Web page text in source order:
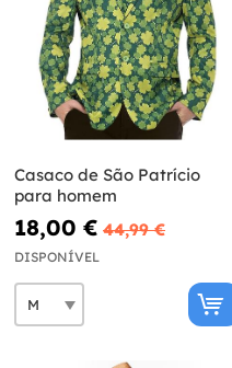
Casaco de São Patrício
para homem
18,00 € 44,99 €
DISPONÍVEL